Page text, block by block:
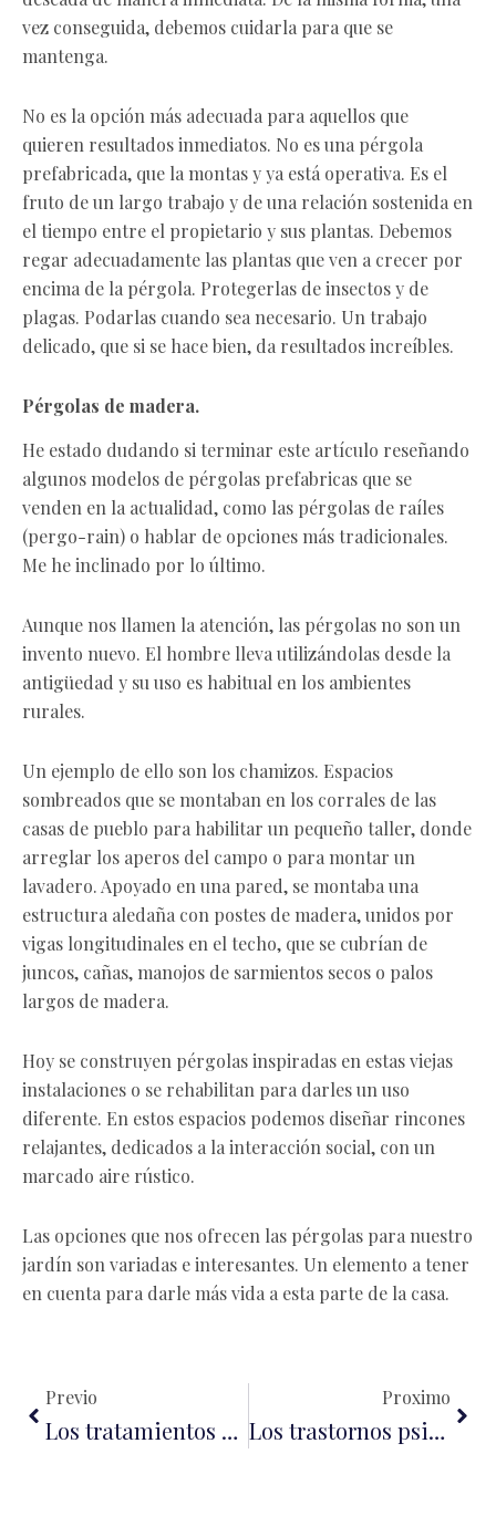
vez conseguida, debemos cuidarla para que se
mantenga.
No es la opción más adecuada para aquellos que
quieren resultados inmediatos. No es una pérgola
prefabricada, que la montas y ya está operativa. Es el
fruto de un largo trabajo y de una relación sostenida en
el tiempo entre el propietario y sus plantas. Debemos
regar adecuadamente las plantas que ven a crecer por
encima de la pérgola. Protegerlas de insectos y de
plagas. Podarlas cuando sea necesario. Un trabajo
delicado, que si se hace bien, da resultados increíbles.
Pérgolas de madera.
He estado dudando si terminar este artículo reseñando
algunos modelos de pérgolas prefabricas que se
venden en la actualidad, como las pérgolas de raíles
(pergo-rain) o hablar de opciones más tradicionales.
Me he inclinado por lo último.
Aunque nos llamen la atención, las pérgolas no son un
invento nuevo. El hombre lleva utilizándolas desde la
antigüedad y su uso es habitual en los ambientes
rurales.
Un ejemplo de ello son los chamizos. Espacios
sombreados que se montaban en los corrales de las
casas de pueblo para habilitar un pequeño taller, donde
arreglar los aperos del campo o para montar un
lavadero. Apoyado en una pared, se montaba una
estructura aledaña con postes de madera, unidos por
vigas longitudinales en el techo, que se cubrían de
juncos, cañas, manojos de sarmientos secos o palos
largos de madera.
Hoy se construyen pérgolas inspiradas en estas viejas
instalaciones o se rehabilitan para darles un uso
diferente. En estos espacios podemos diseñar rincones
relajantes, dedicados a la interacción social, con un
marcado aire rústico.
Las opciones que nos ofrecen las pérgolas para nuestro
jardín son variadas e interesantes. Un elemento a tener
en cuenta para darle más vida a esta parte de la casa.
Previo
Los tratamientos de fisioterapia que te ponen guapa: la especialidad que actúa donde los cosméticos no llegan
Proximo
Los trastornos psicológicos del verano.